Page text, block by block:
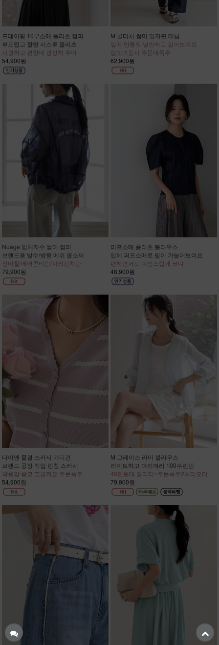
드레이핑 10부소매 플리츠 점퍼
부드럽고 찰랑 시스루 플리츠
시원하고 편한데 굉장히 우아
54,900원
M 쿨터치 썸머 일자핏 데님
일자 반통핏 날씬하고 길어보여요
업뎃과동시 주문대폭주
62,900원
Nuage 입체자수 썸머 점퍼
브랜드용 발수/방풍 메쉬 쿨소재
장마철/에어콘바람/자외선차단
79,900원
퍼프소매 플리츠 블라우스
입체 퍼프소매로 팔이 가늘어보여요
편하면서도 여성스럽게 코디
48,900원
다이앤 물결 스카시 가디건
브랜드 공장 작업 펀칭 스카시
착용감 좋고 고급져요 주문폭주
54,900원
M 그레이스 라미 블라우스
라이트하고 여리여리 100수린넨
40만원대 퀄리티~주문폭주2차리오더
79,900원